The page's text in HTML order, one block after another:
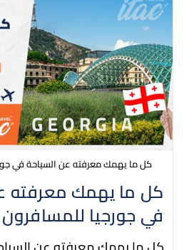
كل ما يهمك معرفته عن السياحة في
كل ما يهمك معرفته
في جورجيا